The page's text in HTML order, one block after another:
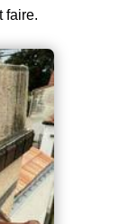
faire.